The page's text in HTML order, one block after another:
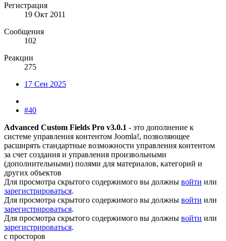
Регистрация
19 Окт 2011
Сообщения
102
Реакции
275
17 Сен 2025
#40
Advanced Custom Fields Pro v3.0.1 - это дополнение к
системе управления контентом Joomla!, позволяющее
расширять стандартные возможности управления контентом
за счет создания и управления произвольными
(дополнительными) полями для материалов, категорий и
других объектов
Для просмотра скрытого содержимого вы должны войти или
зарегистрироваться.
Для просмотра скрытого содержимого вы должны войти или
зарегистрироваться.
Для просмотра скрытого содержимого вы должны войти или
зарегистрироваться.
с просторов